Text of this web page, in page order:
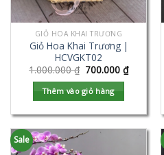
GIỎ HOA KHAI TRƯƠNG
Giỏ Hoa Khai Trương |
HCVGKT02
1.000.000₫ 700.000₫
Thêm vào giỏ hàng
Sale